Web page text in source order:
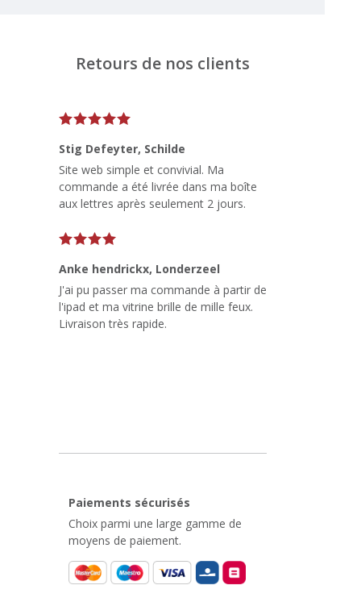
Retours de nos clients
Stig Defeyter, Schilde
Site web simple et convivial. Ma
commande a été livrée dans ma boîte
aux lettres après seulement 2 jours.
Anke hendrickx, Londerzeel
J'ai pu passer ma commande à partir de
l'ipad et ma vitrine brille de mille feux.
Livraison très rapide.
Paiements sécurisés
Choix parmi une large gamme de
moyens de paiement.